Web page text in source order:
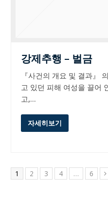
강제추행 – 벌금
『사건의 개요 및 결과』
고 있던 피해 여성을 끌어
고,…
자세히보기
Page
1 Page
2 Page
3 Page
4 … Page
6